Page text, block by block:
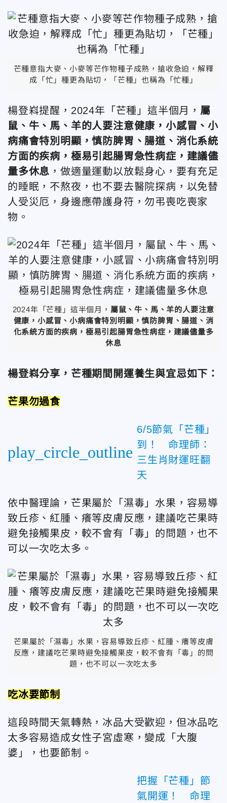
芒種意指大麥、小麥等芒作物種子成熟，搶收急迫，解釋
成「忙」種更為貼切，「芒種」也稱為「忙種」
楊登嵙提醒，2024年「芒種」這半個月， 屬
鼠、牛、馬、羊的人要注意健康，小感冒、小
病痛會特別明顯，慎防脾胃、腸道、消化系統
方面的疾病，極易引起腸胃急性病症，建議儘
量多休息 ，做適量運動以放鬆身心，要有充足
的睡眠，不熬夜，也不要去醫院探病，以免替
人受災厄，身邊應帶護身符，勿弔喪吃喪家
物。
2024年「芒種」這半個月， 屬鼠、牛、馬、羊的人要注意
健康，小感冒、小病痛會特別明顯，慎防脾胃、腸道、消
化系統方面的疾病，極易引起腸胃急性病症，建議儘量多
休息
楊登嵙分享，芒種期間開運養生與宜忌如下：
芒果勿過食
play_circle_outline
6/5節氣「芒種」
到！ 命理師：
三生肖財運旺翻
天
依中醫理論，芒果屬於「濕毒」水果，容易導
致丘疹、紅腫、癢等皮膚反應，建議吃芒果時
避免接觸果皮，較不會有「毒」的問題，也不
可以一次吃太多。
芒果屬於「濕毒」水果，容易導致丘疹、紅腫、癢等皮膚
反應，建議吃芒果時避免接觸果皮，較不會有「毒」的問
題，也不可以一次吃太多
吃冰要節制
這段時間天氣轉熱，冰品大受歡迎，但冰品吃
太多容易造成女性子宮虛寒，變成「大腹
婆」，也要節制。
把握「芒種」節
氣開運！ 命理